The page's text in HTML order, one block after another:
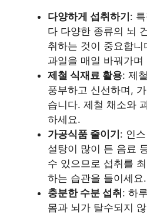
다양하게 섭취하기 :
다 다양한 종류의 뇌
취하는 것이 중요합
과일을 매일 바꿔가며
제철 식재료 활용: 제
풍부하고 신선하며,
습니다. 제철 채소와
하세요.
가공식품 줄이기 : 인
설탕이 많이 든 음료
수 있으므로 섭취를
하는 습관을 들이세요.
충분한 수분 섭취 : 하
몸과 뇌가 탈수되지